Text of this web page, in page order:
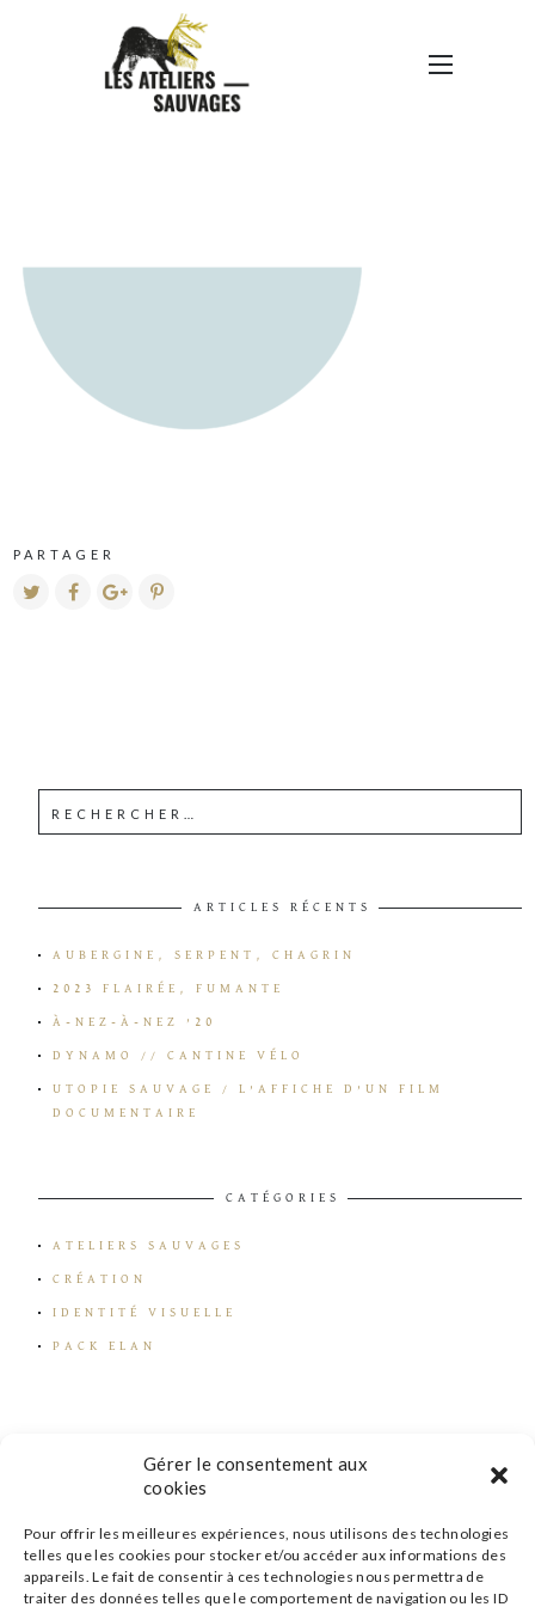
Gérer le consentement aux
cookies
Pour offrir les meilleures expériences, nous utilisons des technologies
telles que les cookies pour stocker et/ou accéder aux informations des
appareils. Le fait de consentir à ces technologies nous permettra de
traiter des données telles que le comportement de navigation ou les ID
ÉLÉMENTS GRAPHIQUES-
SOLEIL-BLEU
PARTAGER
ARTICLES RÉCENTS
AUBERGINE, SERPENT, CHAGRIN
2023 FLAIRÉE, FUMANTE
À-NEZ-À-NEZ ’20
DYNAMO // CANTINE VÉLO
UTOPIE SAUVAGE / L’AFFICHE D’UN FILM
DOCUMENTAIRE
CATÉGORIES
ATELIERS SAUVAGES
CRÉATION
IDENTITÉ VISUELLE
PACK ELAN